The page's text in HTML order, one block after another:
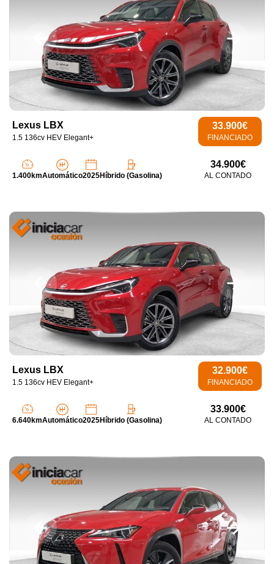
Lexus LBX
1.5 136cv HEV Elegant+
33.900€
FINANCIADO
1.400kmAutomático2025Híbrido (Gasolina)
34.900€
AL CONTADO
Lexus LBX
1.5 136cv HEV Elegant+
32.900€
FINANCIADO
6.640kmAutomático2025Híbrido (Gasolina)
33.900€
AL CONTADO